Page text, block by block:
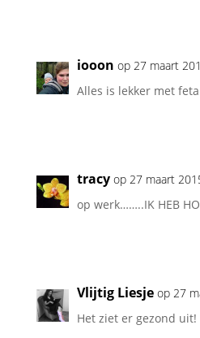
iooon op 27 maart
Alles is lekker met feta
tracy op 27 maart
op werk……..IK HEB
Vlijtig Liesje op 27
Het ziet er gezond uit!